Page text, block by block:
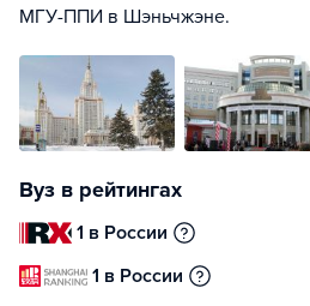
МГУ-ППИ в Шэньчжэне.
Вуз в рейтингах
1 в России
1 в России